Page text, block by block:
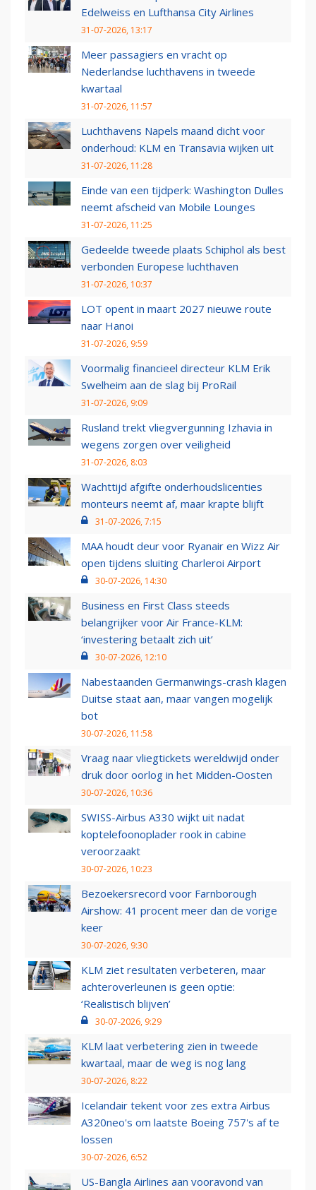
Edelweiss en Lufthansa City Airlines
31-07-2026, 13:17
Meer passagiers en vracht op
Nederlandse luchthavens in tweede
kwartaal
31-07-2026, 11:57
Luchthavens Napels maand dicht voor
onderhoud: KLM en Transavia wijken uit
31-07-2026, 11:28
Einde van een tijdperk: Washington Dulles
neemt afscheid van Mobile Lounges
31-07-2026, 11:25
Gedeelde tweede plaats Schiphol als best
verbonden Europese luchthaven
31-07-2026, 10:37
LOT opent in maart 2027 nieuwe route
naar Hanoi
31-07-2026, 9:59
Voormalig financieel directeur KLM Erik
Swelheim aan de slag bij ProRail
31-07-2026, 9:09
Rusland trekt vliegvergunning Izhavia in
wegens zorgen over veiligheid
31-07-2026, 8:03
Wachttijd afgifte onderhoudslicenties
monteurs neemt af, maar krapte blijft
31-07-2026, 7:15
MAA houdt deur voor Ryanair en Wizz Air
open tijdens sluiting Charleroi Airport
30-07-2026, 14:30
Business en First Class steeds
belangrijker voor Air France-KLM:
‘investering betaalt zich uit’
30-07-2026, 12:10
Nabestaanden Germanwings-crash klagen
Duitse staat aan, maar vangen mogelijk
bot
30-07-2026, 11:58
Vraag naar vliegtickets wereldwijd onder
druk door oorlog in het Midden-Oosten
30-07-2026, 10:36
SWISS-Airbus A330 wijkt uit nadat
koptelefoonoplader rook in cabine
veroorzaakt
30-07-2026, 10:23
Bezoekersrecord voor Farnborough
Airshow: 41 procent meer dan de vorige
keer
30-07-2026, 9:30
KLM ziet resultaten verbeteren, maar
achteroverleunen is geen optie:
‘Realistisch blijven’
30-07-2026, 9:29
KLM laat verbetering zien in tweede
kwartaal, maar de weg is nog lang
30-07-2026, 8:22
Icelandair tekent voor zes extra Airbus
A320neo's om laatste Boeing 757's af te
lossen
30-07-2026, 6:52
US-Bangla Airlines aan vooravond van